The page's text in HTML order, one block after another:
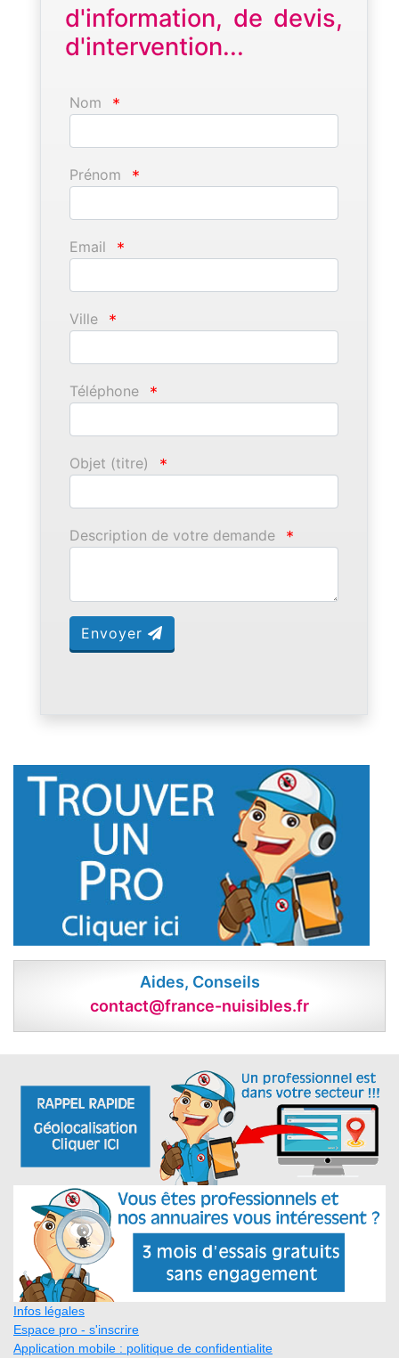
d'information, de devis,
d'intervention...
Nom *
Prénom *
Email *
Ville *
Téléphone *
Objet (titre) *
Description de votre demande *
Envoyer
Aides, Conseils
contact@france-nuisibles.fr
Infos légales
Espace pro - s'inscrire
Application mobile : politique de confidentialite